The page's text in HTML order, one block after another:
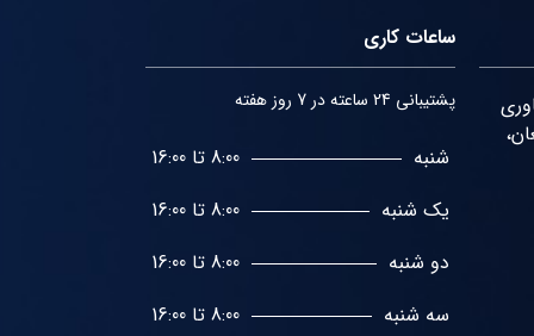
ساعات کاری
پشتیبانی 24 ساعته در 7 روز هفته
شنبه
8:00 تا 16:00
یک شنبه
8:00 تا 16:00
دو شنبه
8:00 تا 16:00
سه شنبه
8:00 تا 16:00